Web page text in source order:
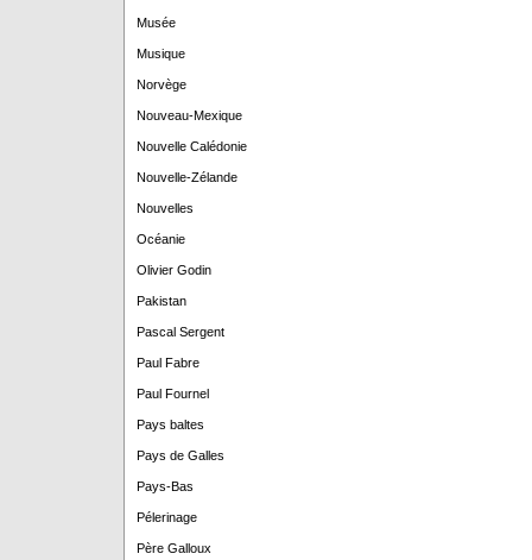
Musée
Musique
Norvège
Nouveau-Mexique
Nouvelle Calédonie
Nouvelle-Zélande
Nouvelles
Océanie
Olivier Godin
Pakistan
Pascal Sergent
Paul Fabre
Paul Fournel
Pays baltes
Pays de Galles
Pays-Bas
Pélerinage
Père Galloux